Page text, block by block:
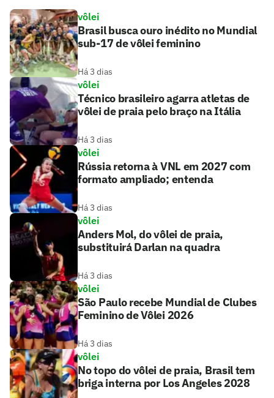
vôlei
Brasil busca ouro inédito no Mundial
sub-17 de vôlei feminino
Há 3 dias
vôlei
Técnico brasileiro agarra atletas de
vôlei de praia pelo braço na Itália
Há 3 dias
vôlei
Rússia retorna à VNL em 2027 com
formato ampliado; entenda
Há 3 dias
vôlei
Anders Mol, do vôlei de praia,
substituirá Darlan na quadra
Há 3 dias
vôlei
São Paulo recebe Mundial de Clubes
Feminino de Vôlei 2026
Há 3 dias
vôlei
No topo do vôlei de praia, Brasil tem
briga interna por Los Angeles 2028